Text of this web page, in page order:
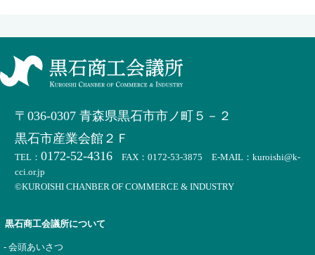
〒036-0307 青森県黒石市市ノ町５－２
黒石市産業会館２Ｆ
TEL： 0172-52-4316FAX：0172-53-3875 E-MAIL：kuroishi@k-
cci.or.jp
©KUROISHI CHANBER OF COMMERCE & INDUSTRY
黒石商工会議所について
- 会頭あいさつ